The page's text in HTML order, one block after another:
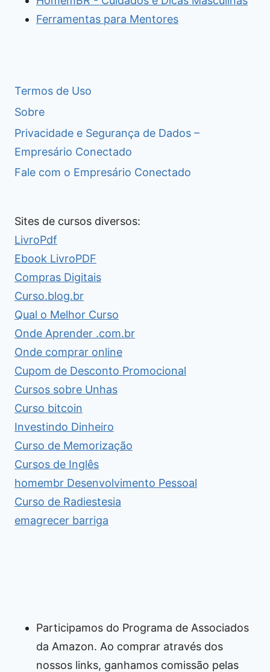
Ferramentas para Mentores
Termos de Uso
Sobre
Privacidade e Segurança de Dados –
Empresário Conectado
Fale com o Empresário Conectado
Sites de cursos diversos:
LivroPdf
Ebook LivroPDF
Compras Digitais
Curso.blog.br
Qual o Melhor Curso
Onde Aprender .com.br
Onde comprar online
Cupom de Desconto Promocional
Cursos sobre Unhas
Curso bitcoin
Investindo Dinheiro
Curso de Memorização
Cursos de Inglês
homembr Desenvolvimento Pessoal
Curso de Radiestesia
emagrecer barriga
Participamos do Programa de Associados
da Amazon. Ao comprar através dos
nossos links, ganhamos comissão pelas